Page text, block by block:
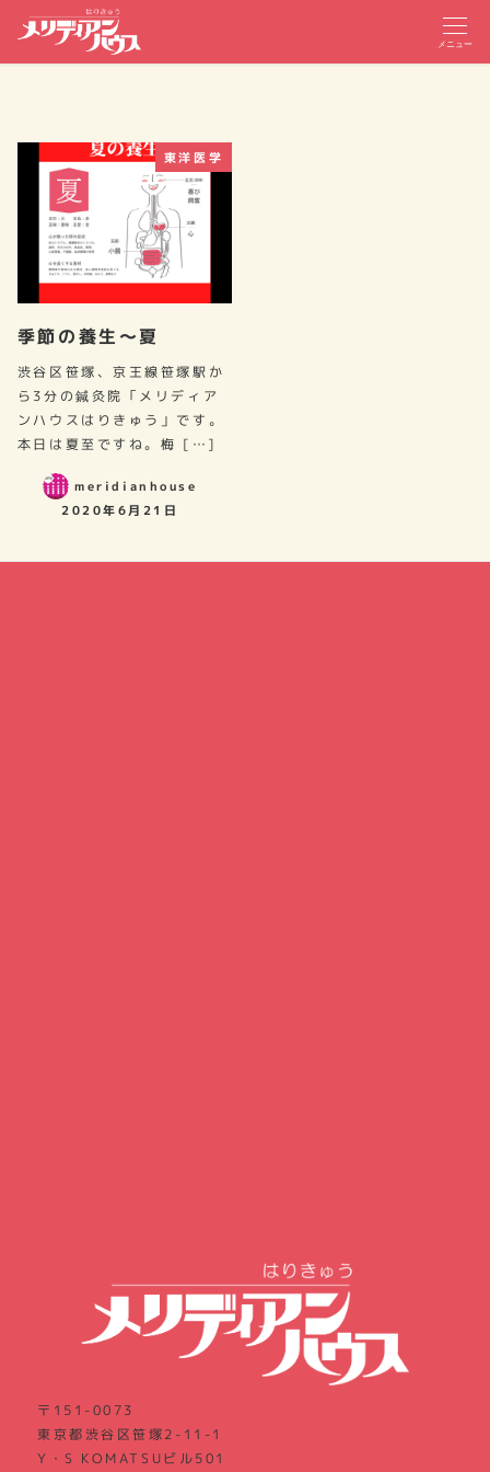
メニュー
東洋医学
季節の養生～夏
渋谷区笹塚、京王線笹塚駅か
ら3分の鍼灸院「メリディア
ンハウスはりきゅう」です。
本日は夏至ですね。梅 […]
meridianhouse
2020年6月21日
〒151-0073
東京都渋谷区笹塚2-11-1
Y・S KOMATSUビル501